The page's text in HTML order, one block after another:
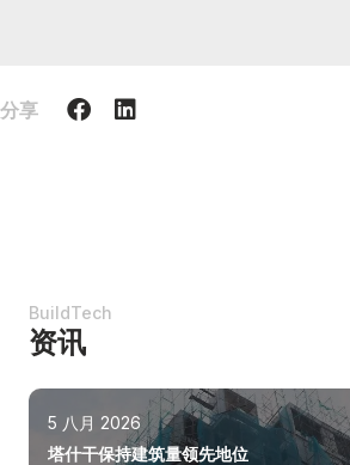
分享
BuildTech
资讯
5 八月 2026
塔什干保持建筑量领先地位